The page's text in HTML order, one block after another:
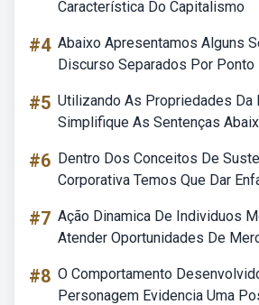
Característica Do Capitalismo
#4 Abaixo Apresentamos Alguns
Discurso Separados Por Ponto
#5 Utilizando As Propriedades Da
Simplifique As Sentenças
#6 Dentro Dos Conceitos De
Corporativa Temos Que Dar
#7 Ação Dinamica De Individuos
Atender Oportunidades De
#8 O Comportamento
Personagem Evidencia Uma